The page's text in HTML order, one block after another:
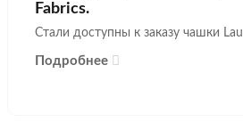
Fabrics.
Стали доступны к заказу чашки
Подробнее